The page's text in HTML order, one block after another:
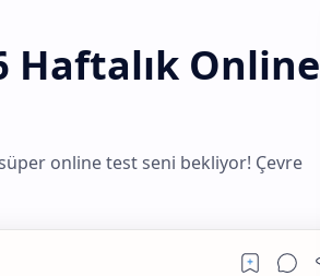
Haftalık Online
süper online test seni bekliyor! Çevre